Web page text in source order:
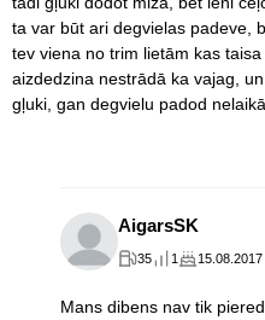
ta var būt ari degvielas padeve,
tev viena no trim lietām kas
aizdedzina nestrādā ka vajag,
gļuki, gan degvielu padod
AigarsSK
35 1 15.08.2017
Mans dibens nav tik